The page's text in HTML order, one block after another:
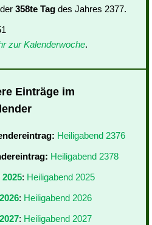
358te Tag des Jahres 2377.
zur Kalenderwoche.
Einträge im
Heiligabend 2376
Heiligabend 2378
: Heiligabend 2025
: Heiligabend 2026
: Heiligabend 2027